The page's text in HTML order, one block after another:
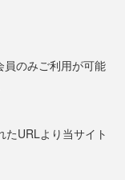
のみご利用が可能
たURLより当サイト